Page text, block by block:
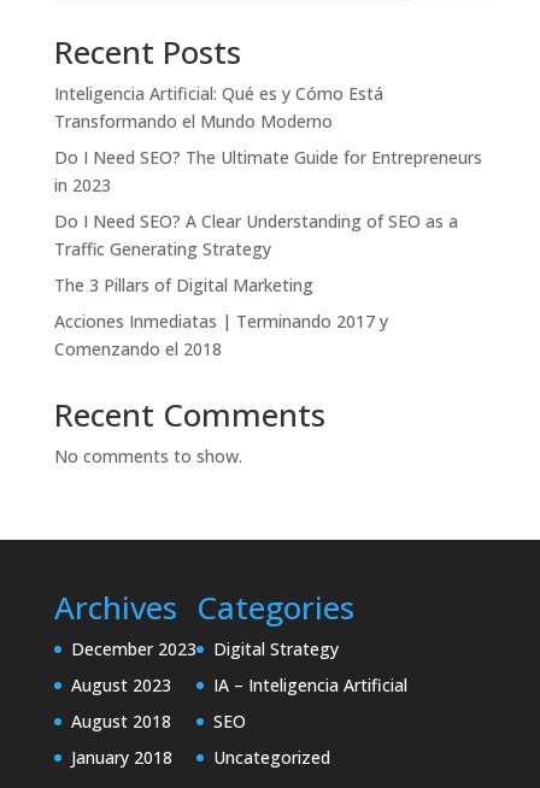
Recent Posts
Inteligencia Artificial: Qué es y Cómo Está
Transformando el Mundo Moderno
Do I Need SEO? The Ultimate Guide for Entrepreneurs
in 2023
Do I Need SEO? A Clear Understanding of SEO as a
Traffic Generating Strategy
The 3 Pillars of Digital Marketing
Acciones Inmediatas | Terminando 2017 y
Comenzando el 2018
Recent Comments
No comments to show.
Archives
December 2023
August 2023
August 2018
January 2018
Categories
Digital Strategy
IA – Inteligencia Artificial
SEO
Uncategorized